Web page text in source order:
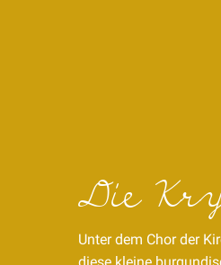
Die
Unter dem Chor der